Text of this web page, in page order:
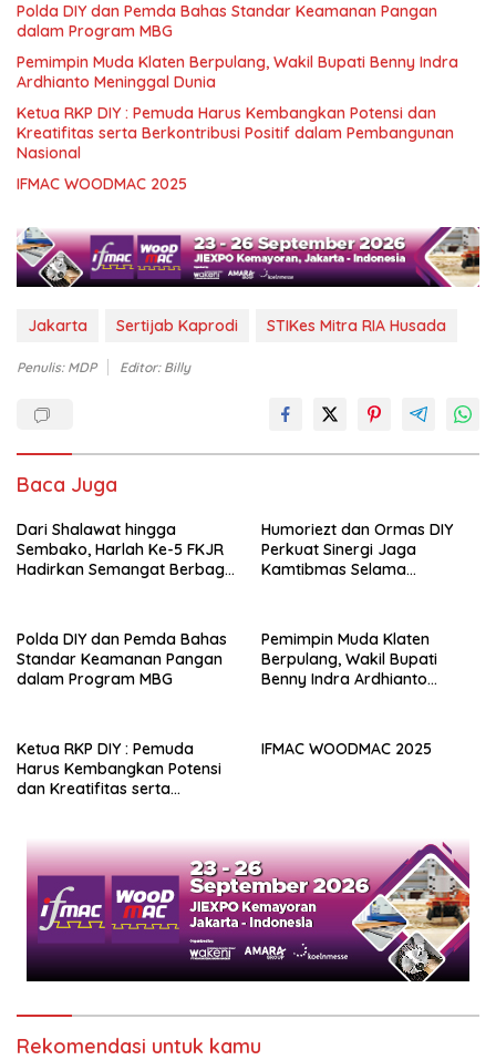
Polda DIY dan Pemda Bahas Standar Keamanan Pangan
dalam Program MBG
Pemimpin Muda Klaten Berpulang, Wakil Bupati Benny Indra
Ardhianto Meninggal Dunia
Ketua RKP DIY : Pemuda Harus Kembangkan Potensi dan
Kreatifitas serta Berkontribusi Positif dalam Pembangunan
Nasional
IFMAC WOODMAC 2025
Jakarta Sertijab Kaprodi STIKes Mitra RIA Husada
Penulis: MDP Editor: Billy
Baca Juga
Dari Shalawat hingga
Sembako, Harlah Ke-5 FKJR
Hadirkan Semangat Berbagi
Humoriezt dan Ormas DIY
Perkuat Sinergi Jaga
Kamtibmas Selama
Polda DIY dan Pemda Bahas
Standar Keamanan Pangan
dalam Program MBG
Pemimpin Muda Klaten
Berpulang, Wakil Bupati
Benny Indra Ardhianto
Ketua RKP DIY : Pemuda
Harus Kembangkan Potensi
dan Kreatifitas serta
IFMAC WOODMAC 2025
Rekomendasi untuk kamu